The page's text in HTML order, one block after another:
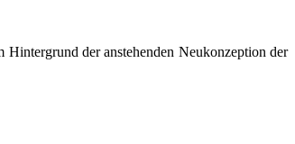
der anstehenden Neukonzeption der